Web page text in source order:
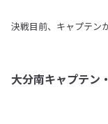
決戦目前、キャプテン
大分南キャプテン